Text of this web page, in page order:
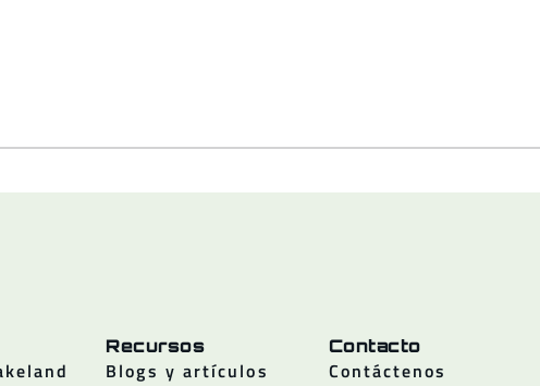
Recursos
Blogs y artículos
Contacto
Contáctenos